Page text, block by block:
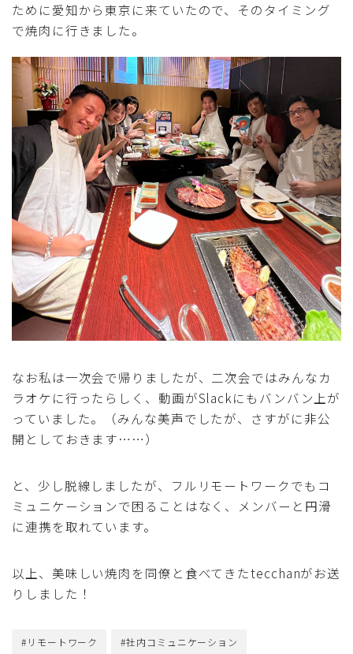
ために愛知から東京に来ていたので、そのタイミング
で焼肉に行きました。
なお私は一次会で帰りましたが、二次会ではみんなカ
ラオケに行ったらしく、動画がSlackにもバンバン上が
っていました。（みんな美声でしたが、さすがに非公
開としておきます……）
と、少し脱線しましたが、フルリモートワークでもコ
ミュニケーションで困ることはなく、メンバーと円滑
に連携を取れています。
以上、美味しい焼肉を同僚と食べてきたtecchanがお送
りしました！
#リモートワーク #社内コミュニケーション